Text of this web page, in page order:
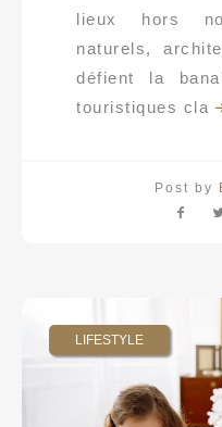
lieux hors
naturels,
défient la
touristiques cla
Post by
LIFESTYLE